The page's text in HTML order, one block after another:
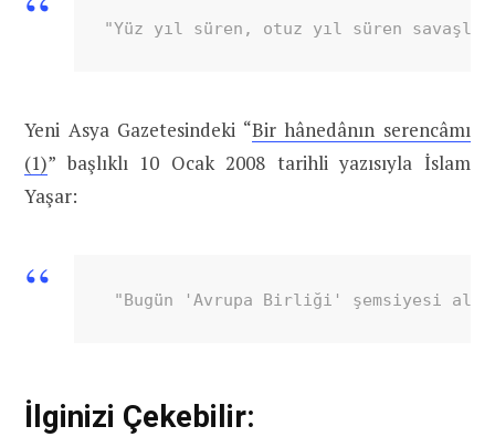
"Yüz yıl süren, otuz yıl süren
Yeni Asya Gazetesindeki “Bir hânedânın serencâmı
(1)” başlıklı 10 Ocak 2008 tarihli yazısıyla İslam
Yaşar:
"Bugün 'Avrupa Birliği' şemsiyesi
İlginizi Çekebilir: